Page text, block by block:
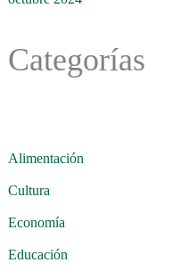
Categorías
Alimentación
Cultura
Economía
Educación